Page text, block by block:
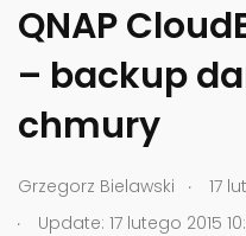
QNAP
– backup
chmury
Grzegorz Bielawski .
17
.
Update: 17 lutego 2015